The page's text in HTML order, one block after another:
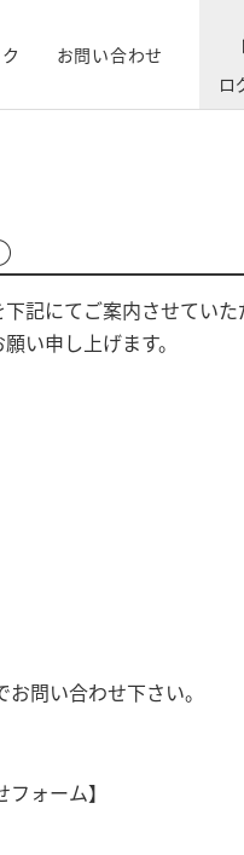
お問い合わせ
ロ
記にてご案内させていた
い申し上げます。
お問い合わせ下さい。
フォーム】